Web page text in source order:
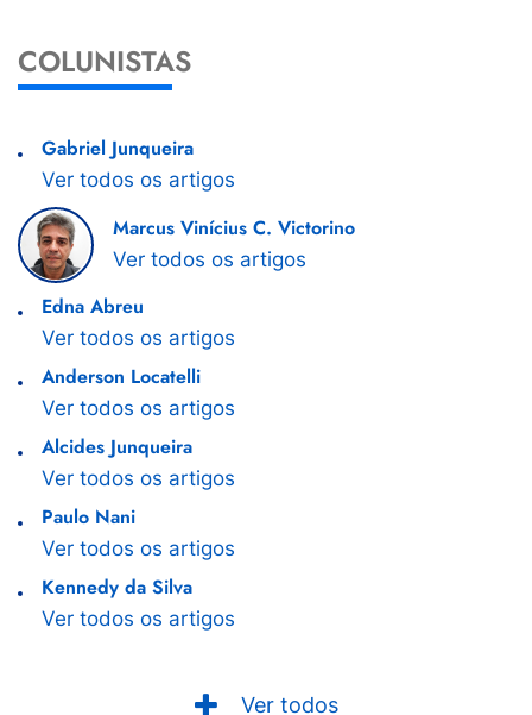
COLUNISTAS
Gabriel Junqueira
Ver todos os artigos
Marcus Vinícius C. Victorino
Ver todos os artigos
Edna Abreu
Ver todos os artigos
Anderson Locatelli
Ver todos os artigos
Alcides Junqueira
Ver todos os artigos
Paulo Nani
Ver todos os artigos
Kennedy da Silva
Ver todos os artigos
Ver todos